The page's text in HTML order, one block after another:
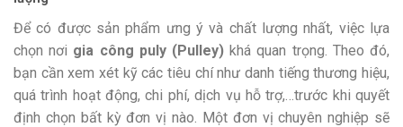
Để có được sản phẩm ưng ý và chất lượng nhất, việc lựa
chọn nơi gia công puly (Pulley)khá quan trọng. Theo đó,
bạn cần xem xét kỹ các tiêu chí như danh tiếng thương hiệu,
quá trình hoạt động, chi phí, dịch vụ hỗ trợ,…trước khi quyết
định chọn bất kỳ đơn vị nào. Một đơn vị chuyên nghiệp sẽ